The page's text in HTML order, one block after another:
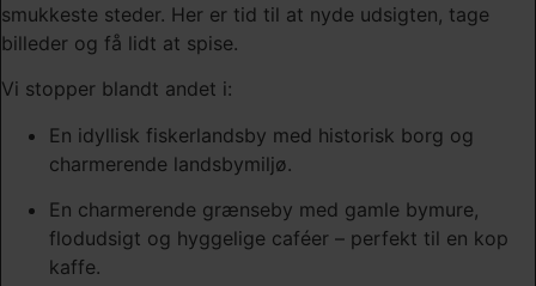
smukkeste steder. Her er tid til at nyde udsigten, tage
billeder og få lidt at spise.
Vi stopper blandt andet i:
En idyllisk fiskerlandsby med historisk borg og
charmerende landsbymiljø.
En charmerende grænseby med gamle bymure,
flodudsigt og hyggelige caféer – perfekt til en kop
kaffe.